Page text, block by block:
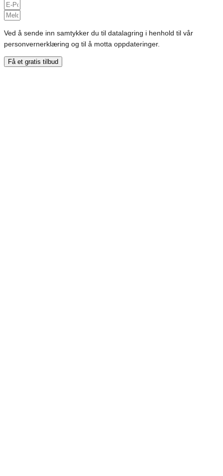
Ved å sende inn samtykker du til datalagring i henhold til vår
personvernerklæring og til å motta oppdateringer.
Få et gratis tilbud